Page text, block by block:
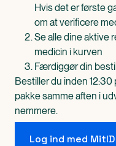
Hvis det er første
om at verificere
Se alle dine aktive
medicin i kurven
Færdiggør din
Bestiller du inden 12:30
pakke samme aften i
nemmere.
Log ind med MitID